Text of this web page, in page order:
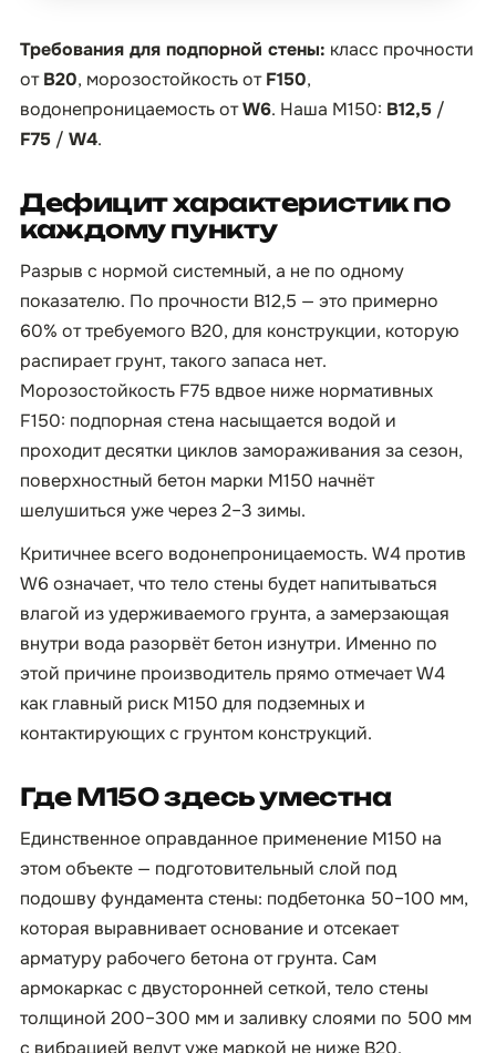
Требования для подпорной стены: класс прочности
отB20, морозостойкость отF150,
водонепроницаемость отW6. Наша М150: B12,5 /
F75 / W4.
Дефицит характеристик по
каждому пункту
Разрыв с нормой системный, а не по одному
показателю. По прочности B12,5 — это примерно
60% от требуемого B20, для конструкции, которую
распирает грунт, такого запаса нет.
Морозостойкость F75 вдвое ниже нормативных
F150: подпорная стена насыщается водой и
проходит десятки циклов замораживания за сезон,
поверхностный бетон марки М150 начнёт
шелушиться уже через 2–3 зимы.
Критичнее всего водонепроницаемость. W4 против
W6 означает, что тело стены будет напитываться
влагой из удерживаемого грунта, а замерзающая
внутри вода разорвёт бетон изнутри. Именно по
этой причине производитель прямо отмечает W4
как главный риск М150 для подземных и
контактирующих с грунтом конструкций.
Где М150 здесь уместна
Единственное оправданное применение М150 на
этом объекте — подготовительный слой под
подошву фундамента стены: подбетонка 50–100 мм,
которая выравнивает основание и отсекает
арматуру рабочего бетона от грунта. Сам
армокаркас с двусторонней сеткой, тело стены
толщиной 200–300 мм и заливку слоями по 500 мм
с вибрацией ведут уже маркой не ниже B20.